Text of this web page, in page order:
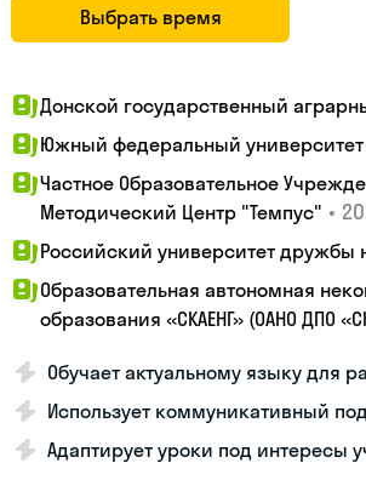
Выбрать время
Донской государственный
Южный федеральный университет
Частное Образовательное
Методический Центр "Темпус" •
Российский университет дружбы
Образовательная автономная
образования «СКАЕНГ» (ОАНО ДПО
Обучает актуальному языку для
Использует коммуникативный
Адаптирует уроки под интересы